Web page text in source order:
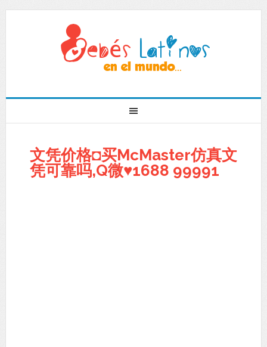
文凭价格◘买McMaster仿真文
凭可靠吗,Q微♥1688 99991